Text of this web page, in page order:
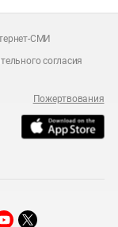
СМИ
согласия
Пожертвования